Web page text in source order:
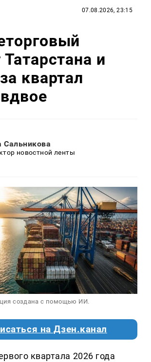
07.08.2026, 23:15
и
квартал
Сальникова
новостной ленты
создана с помощью ИИ.
на Дзен.канал
квартала 2026 года